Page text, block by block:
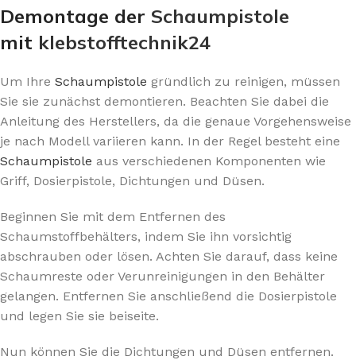
Demontage der Schaumpistole
mit klebstofftechnik24
Um Ihre Schaumpistole gründlich zu reinigen, müssen
Sie sie zunächst demontieren. Beachten Sie dabei die
Anleitung des Herstellers, da die genaue Vorgehensweise
je nach Modell variieren kann. In der Regel besteht eine
Schaumpistole aus verschiedenen Komponenten wie
Griff, Dosierpistole, Dichtungen und Düsen.
Beginnen Sie mit dem Entfernen des
Schaumstoffbehälters, indem Sie ihn vorsichtig
abschrauben oder lösen. Achten Sie darauf, dass keine
Schaumreste oder Verunreinigungen in den Behälter
gelangen. Entfernen Sie anschließend die Dosierpistole
und legen Sie sie beiseite.
Nun können Sie die Dichtungen und Düsen entfernen.